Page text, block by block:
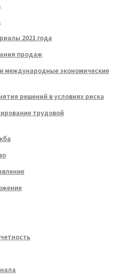
2021 года
продаж
международные экономические
решений в условиях риска
трудовой